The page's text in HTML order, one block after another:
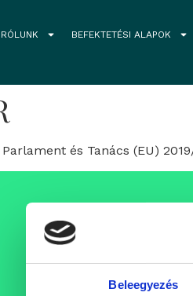
Beleegyezés
RÓLUNK BEFEKTETÉSI ALAPOK
és Tanács (EU)
Folyamatosan bővülő
szakembereket, akik
támogató szellemi